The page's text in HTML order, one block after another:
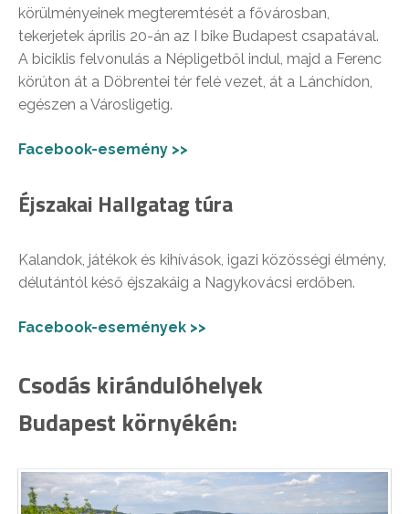
körülményeinek megteremtését a fővárosban,
tekerjetek április 20-án az I bike Budapest csapatával.
A biciklis felvonulás a Népligetből indul, majd a Ferenc
körúton át a Döbrentei tér felé vezet, át a Lánchídon,
egészen a Városligetig.
Facebook-esemény >>
Éjszakai Hallgatag túra
Kalandok, játékok és kihívások, igazi közösségi élmény,
délutántól késő éjszakáig a Nagykovácsi erdőben.
Facebook-események >>
Csodás kirándulóhelyek
Budapest környékén: